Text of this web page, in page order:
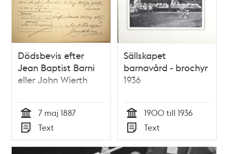
Dödsbevis efter
Jean Baptist Barni
eller John Wierth
Tid
7 maj 1887
Typ
Text
Sällskapet
barnavård - brochyr
1936
Tid
1900 till 1936
Typ
Text